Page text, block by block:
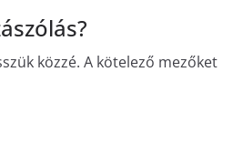
közzé. A kötelező mezőket